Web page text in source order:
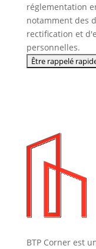
réglementation
notamment des
rectification et
personnelles.
BTP Corner est